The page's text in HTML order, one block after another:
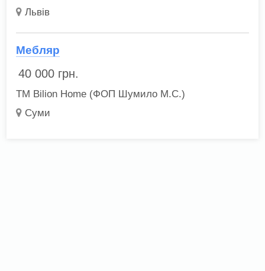
Львів
Мебляр
40 000 грн.
ТМ Bilion Home (ФОП Шумило М.С.)
Суми